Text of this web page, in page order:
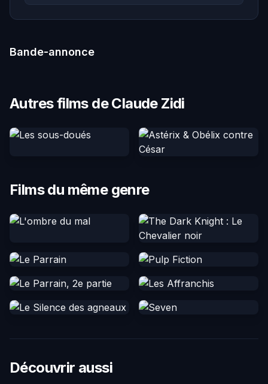
Bande-annonce
Autres films de Claude Zidi
Films du même genre
Découvrir aussi